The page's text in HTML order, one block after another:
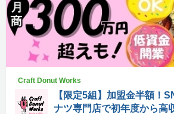
Craft Donut Works
【限定5組】加盟金半額！
ナツ専門店で初年度から高